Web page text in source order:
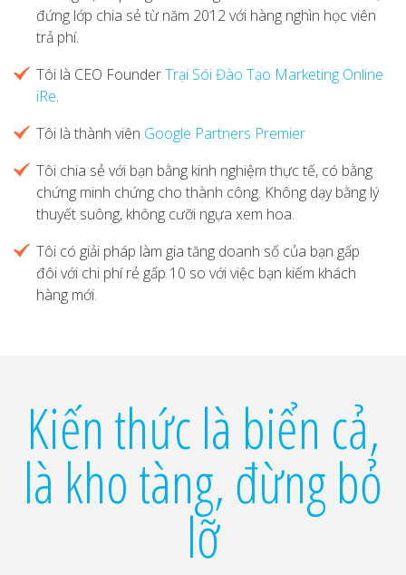
đứng lớp chia sẻ từ năm 2012 với hàng nghìn học viên
trả phí.
Tôi là CEO FounderTrại Sói Đào Tạo Marketing Online
iRe.
Tôi là thành viên Google Partners Premier
Tôi chia sẻ với bạn bằng kinh nghiệm thực tế, có bằng
chứng minh chứng cho thành công. Không dạy bằng lý
thuyết suông, không cưỡi ngựa xem hoa.
Tôi có giải pháp làm gia tăng doanh số của bạn gấp
đôi với chi phí rẻ gấp 10 so với việc bạn kiếm khách
hàng mới.
Kiến thức là biển cả,
là kho tàng, đừng bỏ
lỡ